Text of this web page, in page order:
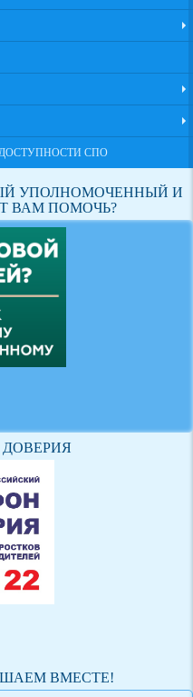
СПО
ВАМ ПОМОЧЬ?
ДОВЕРИЯ
ВМЕСТЕ!